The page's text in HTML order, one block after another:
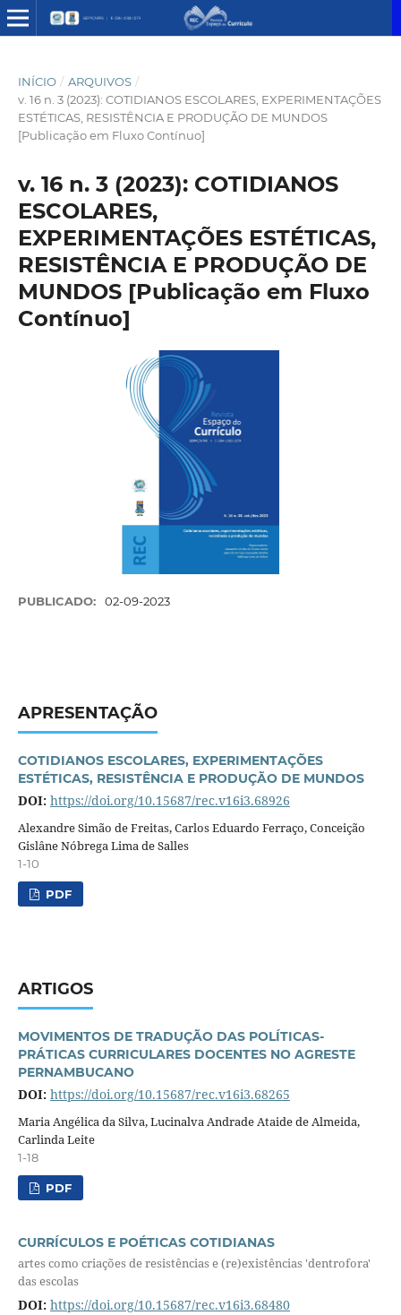
INÍCIO / ARQUIVOS /
v. 16 n. 3 (2023): COTIDIANOS ESCOLARES, EXPERIMENTAÇÕES
ESTÉTICAS, RESISTÊNCIA E PRODUÇÃO DE MUNDOS
[Publicação em Fluxo Contínuo]
v. 16 n. 3 (2023): COTIDIANOS
ESCOLARES,
EXPERIMENTAÇÕES ESTÉTICAS,
RESISTÊNCIA E PRODUÇÃO DE
MUNDOS [Publicação em Fluxo
Contínuo]
PUBLICADO: 02-09-2023
APRESENTAÇÃO
COTIDIANOS ESCOLARES, EXPERIMENTAÇÕES
ESTÉTICAS, RESISTÊNCIA E PRODUÇÃO DE MUNDOS
DOI: https://doi.org/10.15687/rec.v16i3.68926
Alexandre Simão de Freitas, Carlos Eduardo Ferraço, Conceição
Gislâne Nóbrega Lima de Salles
1-10
PDF
ARTIGOS
MOVIMENTOS DE TRADUÇÃO DAS POLÍTICAS-
PRÁTICAS CURRICULARES DOCENTES NO AGRESTE
PERNAMBUCANO
DOI: https://doi.org/10.15687/rec.v16i3.68265
Maria Angélica da Silva, Lucinalva Andrade Ataide de Almeida,
Carlinda Leite
1-18
PDF
CURRÍCULOS E POÉTICAS COTIDIANAS
artes como criações de resistências e (re)existências 'dentrofora'
das escolas
DOI: https://doi.org/10.15687/rec.v16i3.68480